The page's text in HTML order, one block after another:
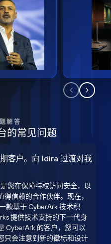
解答
的常见问题
客户。向 Idira 过渡对我
您在保障特权访问安全，以
信赖的合作伙伴。现在，
款基于 CyberArk 技术积
提供技术支持的下一代身
CyberArk 的客户，您可以
只会注意到新的徽标和设计